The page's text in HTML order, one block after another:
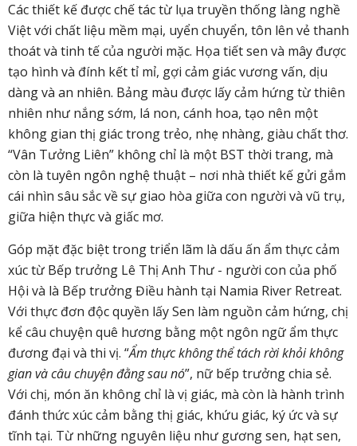
Các thiết kế được chế tác từ lụa truyền thống làng nghề
Việt với chất liệu mềm mại, uyển chuyển, tôn lên vẻ thanh
thoát và tinh tế của người mặc. Họa tiết sen và mây được
tạo hình và đính kết tỉ mỉ, gợi cảm giác vươngvấn, dịu
dàng và an nhiên. Bảng màu được lấy cảm hứng từ thiên
nhiên như nắng sớm, lá non, cánh hoa, tạo nên một
không gian thị giác trong trẻo, nhẹ nhàng, giàu chất thơ.
“Vân Tưởng Liên” không chỉ là một BST thời trang, mà
còn là tuyên ngôn nghệ thuật – nơi nhà thiết kế gửi gắm
cái nhìn sâu sắc về sự giao hòa giữa con người và vũ trụ,
giữa hiện thực và giấc mơ.
Góp mặt đặc biệt trong triển lãm là dấu ấn ẩm thực cảm
xúc từ Bếp trưởng Lê Thị Anh Thư - người con của phố
Hội và là Bếp trưởng Điều hành tại Namia River Retreat.
Với thực đơn độc quyền lấy Sen làm nguồn cảm hứng, chị
kể câu chuyện quê hương bằng một ngôn ngữ ẩm thực
đương đại và thi vị. “Ẩm thực không thể tách rời khỏi không
gian và câu chuyện đằng sau nó”, nữ bếp trưởngchia sẻ.
Với chị, món ăn không chỉ là vị giác, mà còn là hành trình
đánh thức xúc cảm bằng thị giác, khứu giác, ký ức và sự
tĩnh tại. Từ những nguyên liệu như gương sen, hạt sen,